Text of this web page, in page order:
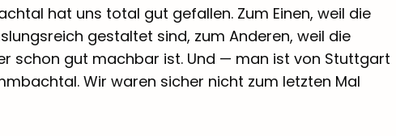
hat uns total gut gefallen. Zum Einen, weil die
gestaltet sind, zum Anderen, weil die
schon gut machbar ist. Und — man ist von Stuttgart
Wir waren sicher nicht zum letzten Mal